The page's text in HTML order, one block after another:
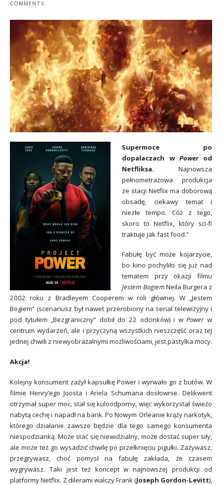
COMMENTS
Supermoce po
dopalaczach w Powerod
Netfliksa. Najnowsza
pełnometrażowa produkcja
ze stacji Netflix ma doborową
obsadę, ciekawy temat i
niezłe tempo. Cóż z tego,
skoro to Netflix, który sci-fi
traktuje jak fast food.”
Fabułę być może kojarzycie,
bo kino pochyliło się już nad
tematem przy okazji filmu
Jestem BogiemNeila Burgera z
2002 roku z Bradleyem Cooperem w roli głównej. W „Jestem
Bogiem” (scenariusz był nawet przerobiony na serial telewizyjny i
pod tytułem „Bezgraniczny” dobił do 22 odcinków) i wPowerw
centrum wydarzeń, ale i przyczyną wszystkich nieszczęść oraz tej
jednej chwili z niewyobrażalnymi możliwościami, jest pastylka mocy.
Akcja!
Kolejny konsument zażył kapsułkę Power i wyrwało go z butów. W
filmie Henry’ego Joosta i Ariela Schumana dosłownie. Delikwent
otrzymał super moc, stał się kuloodporny, więc wykorzystał świeżo
nabytą cechę i napadł na bank. Po Nowym Orleanie krąży narkotyk,
którego działanie zawsze będzie dla tego samego konsumenta
niespodzianką. Może stać się niewidzialny, może dostać super siły,
ale może też go wysadzić chwilę po przełknięciu pigułki. Zażywasz,
przegrywasz, choć pomysł na fabułę zakłada, że czasem
wygrywasz. Taki jest też koncept w najnowszej produkcji od
platformy Netflix. Z dilerami walczy Frank (Joseph Gordon-Levitt),